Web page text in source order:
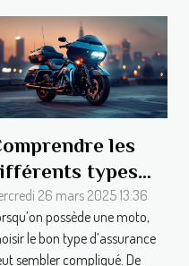
les
types
moto
est faite
vous ?
26 mars 2025 13:36
possède une moto,
le bon type d’assurance
sembler compliqué. De